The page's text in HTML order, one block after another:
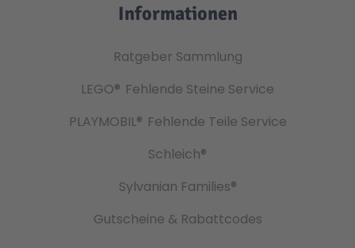
Informationen
Ratgeber Sammlung
LEGO® Fehlende Steine Service
PLAYMOBIL® Fehlende Teile Service
Schleich®
Sylvanian Families®
Gutscheine & Rabattcodes